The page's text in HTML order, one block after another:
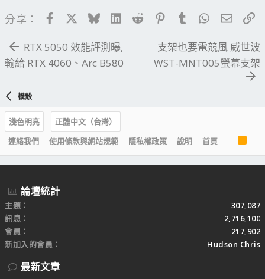
分享： FacebookBlueskyLinkedIn
Reddit PinterestTumblrWhatsApp
電子
RTX 5050 效能評測曝,
輸給 RTX 4060、Arc B580
支架也要電競風 威世波
WST-MNT005螢幕支架
機殼
淺色明亮
正體中文（台灣）
連絡我們
使用條款與網站規範 隱私權政策 說明 首頁
R
S
S
論壇統計
主題
307,087
訊息
2,716,100
會員
217,902
新加入的會員
Hudson Chris
最新文章